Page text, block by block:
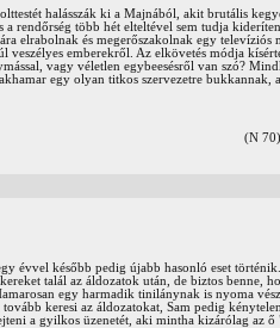
halásszák ki a Majnából, akit brutális
rendőrség több hét elteltével sem tudja
elrabolnak és megerőszakolnak egy televíziós
emberekről. Az elkövetés módja
vagy véletlen egybeesésről van szó?
egy olyan titkos szervezetre bukkannak,
(N 70)
évvel később pedig újabb hasonló eset
talál az áldozatok után, de biztos benne,
egy harmadik tinilánynak is nyoma
keresi az áldozatokat, Sam pedig
a gyilkos üzenetét, aki mintha kizárólag az ő